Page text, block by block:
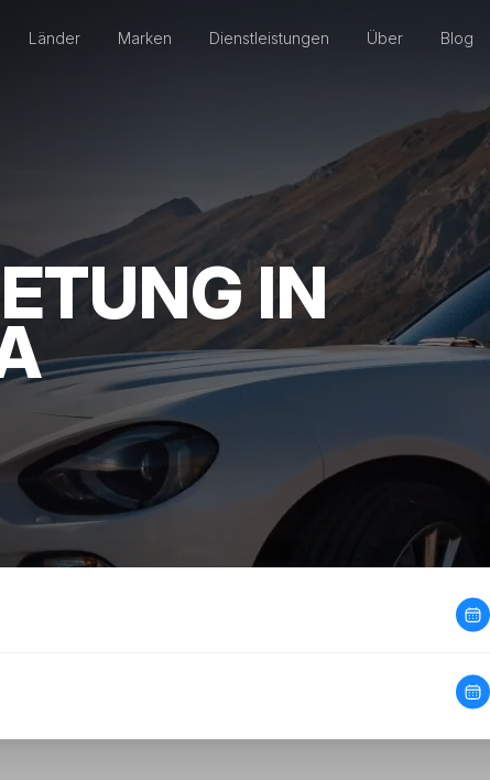
Länder Marken Dienstleistungen Über Blog
IN